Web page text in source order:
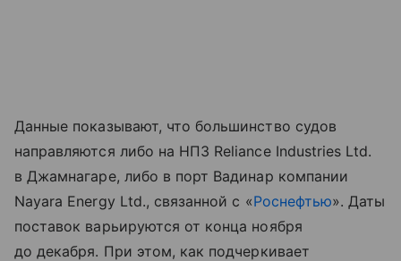
Данные показывают, что большинство судов
направляются либо на НПЗ Reliance Industries Ltd.
в Джамнагаре, либо в порт Вадинар компании
Nayara Energy Ltd., связанной с «Роснефтью». Даты
поставок варьируются от конца ноября
до декабря. При этом, как подчеркивает